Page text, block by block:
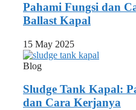
Pahami Fungsi dan
Ballast Kapal
15 May 2025
Blog
Sludge Tank Kapal:
dan Cara Kerjanya